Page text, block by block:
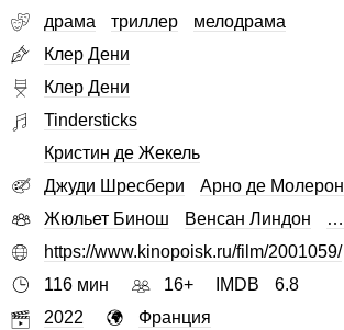
драма триллер
мелодрама
Клер Дени
Клер Дени
Tindersticks
Кристин де Жекель
Джуди Шресбери
Арно де Молерон
Жюльет Бинош
Венсан Линдон
…
https://www.kinopoisk.ru/film/2001059/
116 мин
16+ IMDB
6.8
2022
Франция